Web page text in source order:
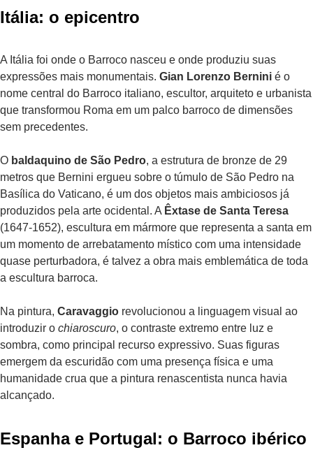
Itália: o epicentro
A Itália foi onde o Barroco nasceu e onde produziu suas
expressões mais monumentais. Gian Lorenzo Bernini é o
nome central do Barroco italiano, escultor, arquiteto e urbanista
que transformou Roma em um palco barroco de dimensões
sem precedentes.
O baldaquino de São Pedro, a estrutura de bronze de 29
metros que Bernini ergueu sobre o túmulo de São Pedro na
Basílica do Vaticano, é um dos objetos mais ambiciosos já
produzidos pela arte ocidental. A Êxtase de Santa Teresa
(1647-1652), escultura em mármore que representa a santa em
um momento de arrebatamento místico com uma intensidade
quase perturbadora, é talvez a obra mais emblemática de toda
a escultura barroca.
Na pintura, Caravaggio revolucionou a linguagem visual ao
introduzir o chiaroscuro, o contraste extremo entre luz e
sombra, como principal recurso expressivo. Suas figuras
emergem da escuridão com uma presença física e uma
humanidade crua que a pintura renascentista nunca havia
alcançado.
Espanha e Portugal: o Barroco ibérico